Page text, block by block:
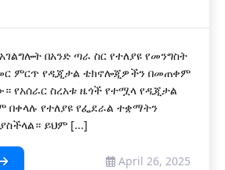
በአንድ ጣራ ስር የተለያዩ የመንግስት
ምርጥ የዲጂታል ቴክኖሎጂዎችን በመጠቀም
የአሰራር ስረአቱ ዜጎች የተሟላ የዲጂታል
የተለያዩ የፌደራል ተቋማትን
ይህም [...]
April 26, 2025